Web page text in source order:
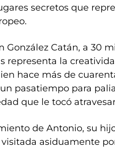
secretos que
González Catán, a 30
representa la
hace más de
pasatiempo para
que le tocó
de Antonio, su
visitada asiduamente